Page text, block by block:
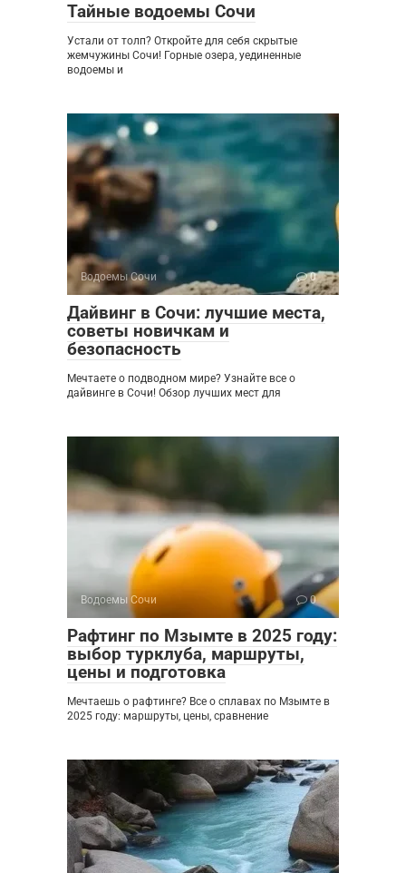
Тайные водоемы Сочи
Устали от толп? Откройте для себя скрытые
жемчужины Сочи! Горные озера, уединенные
водоемы и
Водоемы Сочи 0
Дайвинг в Сочи: лучшие места,
советы новичкам и
безопасность
Мечтаете о подводном мире? Узнайте все о
дайвинге в Сочи! Обзор лучших мест для
Водоемы Сочи 0
Рафтинг по Мзымте в 2025 году:
выбор турклуба, маршруты,
цены и подготовка
Мечтаешь о рафтинге? Все о сплавах по Мзымте в
2025 году: маршруты, цены, сравнение